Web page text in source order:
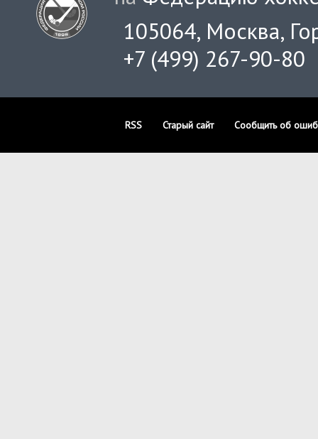
105064, Москва,
+7 (499) 267-90-80
RSS Старый сайт Сообщить об